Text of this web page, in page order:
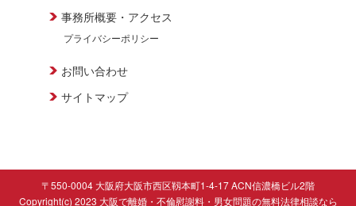
事務所概要・アクセス
プライバシーポリシー
お問い合わせ
サイトマップ
〒550-0004 大阪府大阪市西区靱本町1-4-17 ACN信濃橋ビル2階
Copyright(c) 2023 大阪で離婚・不倫慰謝料・男女問題の無料法律相談なら